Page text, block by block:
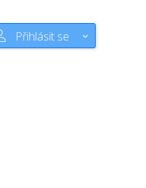
Přihlásit se